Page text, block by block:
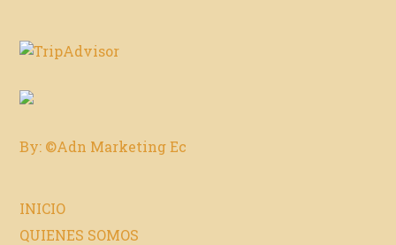
By: ©Adn Marketing Ec
INICIO
QUIENES SOMOS